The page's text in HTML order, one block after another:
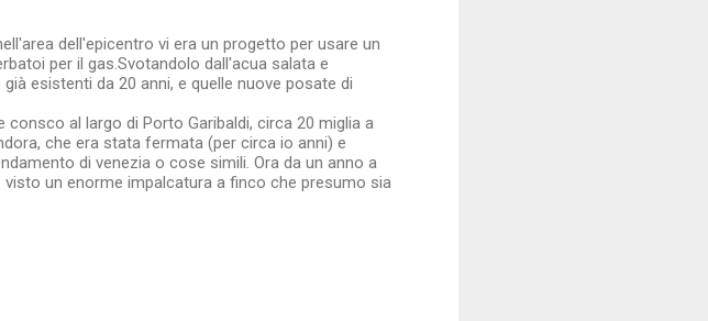
dell'epicentro vi era un progetto per usare un
per il gas.Svotandolo dall'acua salata e
esistenti da 20 anni, e quelle nuove posate di
al largo di Porto Garibaldi, circa 20 miglia a
che era stata fermata (per circa io anni) e
di venezia o cose simili. Ora da un anno a
un enorme impalcatura a finco che presumo sia